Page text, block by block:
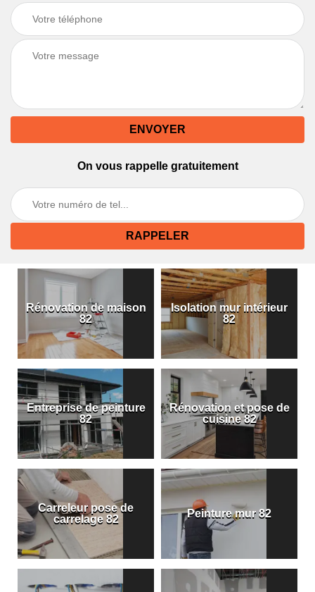
On vous rappelle gratuitement
Rénovation de maison
82
Isolation mur intérieur
82
Entreprise de peinture
82
Rénovation et pose de
cuisine 82
Carreleur pose de
carrelage 82
Peinture mur 82